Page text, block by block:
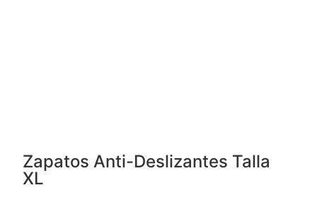
Zapatos Anti-Deslizantes Talla
XL